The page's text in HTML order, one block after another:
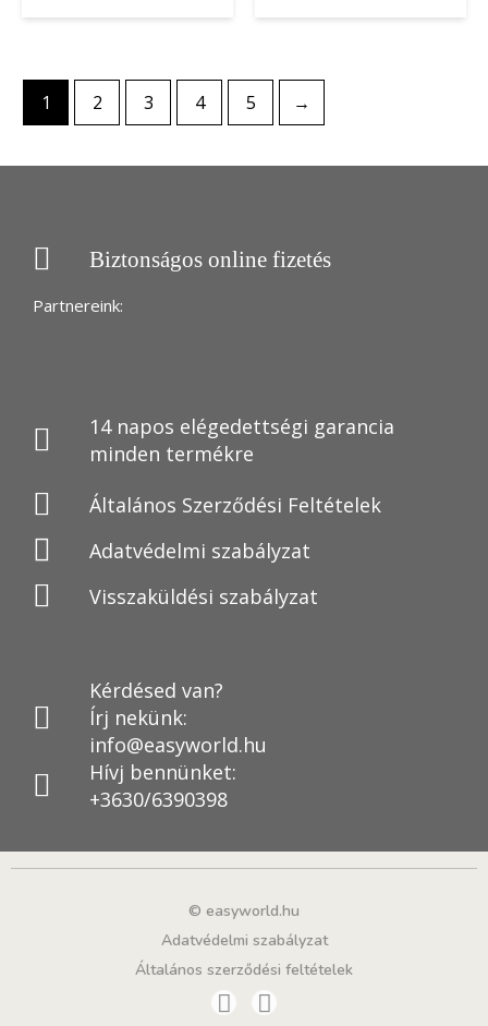
1 2 3 4 5 →
Biztonságos online fizetés
Partnereink:
14 napos elégedettségi garancia
minden termékre
Általános Szerződési Feltételek
Adatvédelmi szabályzat
Visszaküldési szabályzat
Kérdésed van?
Írj nekünk:
info@easyworld.hu
Hívj bennünket:
+3630/6390398
© easyworld.hu
Adatvédelmi szabályzat
Általános szerződési feltételek